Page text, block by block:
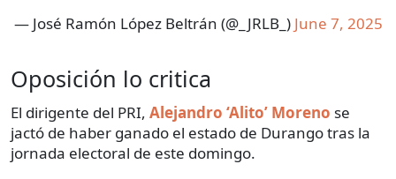
— José Ramón López Beltrán (@_JRLB_) June 7, 2025
Oposición lo critica
El dirigente del PRI, Alejandro ‘Alito’ Moreno se
jactó de haber ganado el estado de Durango tras la
jornada electoral de este domingo.